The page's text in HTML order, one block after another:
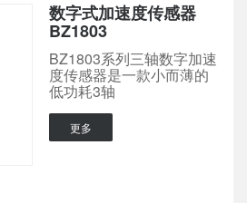
数字式加速度传感器
BZ1803
BZ1803系列三轴数字加速
度传感器是一款小而薄的
低功耗3轴
更多